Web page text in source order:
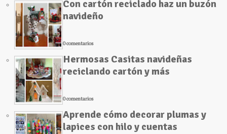
Con cartón reciclado haz un buzón
navideño
0 comentarios
Hermosas Casitas navideñas
reciclando cartón y más
0 comentarios
Aprende cómo decorar plumas y
lapices con hilo y cuentas